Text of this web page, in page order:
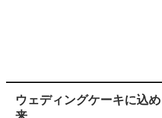
ウェディングケーキに込